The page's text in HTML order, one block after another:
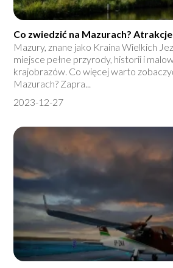
Co zwiedzić na Mazurach?
Mazury, znane jako Kraina Wielkich
miejsce pełne przyrody, historii i
krajobrazów. Co więcej warto
Mazurach? Zapra...
2023-12-27